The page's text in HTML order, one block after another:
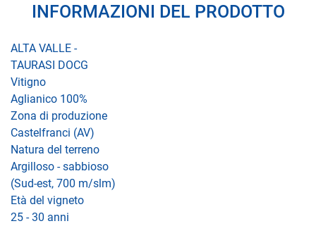
INFORMAZIONI DEL PRODOTTO
ALTA VALLE -
TAURASI DOCG
Vitigno
Aglianico 100%
Zona di produzione
Castelfranci (AV)
Natura del terreno
Argilloso - sabbioso
(Sud-est, 700 m/slm)
Età del vigneto
25 - 30 anni